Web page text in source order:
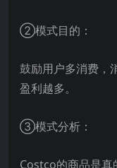
②模式目的：
鼓励用户多消费，
盈利越多。
③模式分析：
Costco的商品是真